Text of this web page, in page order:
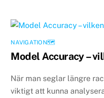
NAVIGATION🗺
Model Accuracy –
När man seglar längre
viktigt att kunna